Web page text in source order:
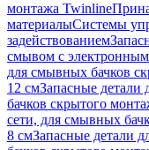
монтажа Twinline
материалыСистемы
задействованием
смывом с электронным
для смывных бачков
12 смЗапасные детали
бачков скрытого
сети, для смывных
8 смЗапасные детали